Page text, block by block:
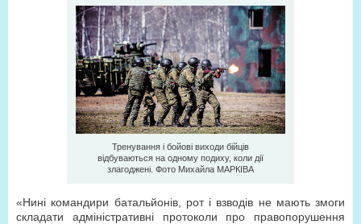
Тренування і бойові виходи бійців
відбуваються на одному подиху, коли дії
злагоджені. Фото Михайла МAРКIВA
«Нині командири батальйонів, рот і взводів не мають змоги
складати адміністративні протоколи про правопорушення